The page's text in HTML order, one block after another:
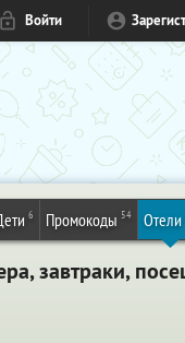
Войти
6 Промокоды 54 Отели
завтраки,